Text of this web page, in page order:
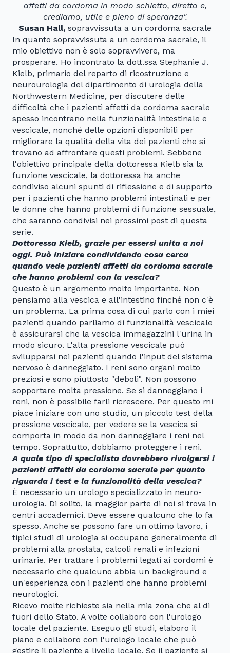
affetti da cordoma in modo schietto, diretto e,
crediamo, utile e pieno di speranza".
Susan Hall, sopravvissuta a un cordoma sacrale
In quanto sopravvissuta a un cordoma sacrale, il
mio obiettivo non è solo sopravvivere, ma
prosperare. Ho incontrato la dott.ssa Stephanie J.
Kielb, primario del reparto di ricostruzione e
neurourologia del dipartimento di urologia della
Northwestern Medicine, per discutere delle
difficoltà che i pazienti affetti da cordoma sacrale
spesso incontrano nella funzionalità intestinale e
vescicale, nonché delle opzioni disponibili per
migliorare la qualità della vita dei pazienti che si
trovano ad affrontare questi problemi. Sebbene
l'obiettivo principale della dottoressa Kielb sia la
funzione vescicale, la dottoressa ha anche
condiviso alcuni spunti di riflessione e di supporto
per i pazienti che hanno problemi intestinali e per
le donne che hanno problemi di funzione sessuale,
che saranno condivisi nei prossimi post di questa
serie.
Dottoressa Kielb, grazie per essersi unita a noi
oggi. Può iniziare condividendo cosa cerca
quando vede pazienti affetti da cordoma sacrale
che hanno problemi con la vescica?
Questo è un argomento molto importante. Non
pensiamo alla vescica e all'intestino finché non c'è
un problema. La prima cosa di cui parlo con i miei
pazienti quando parliamo di funzionalità vescicale
è assicurarsi che la vescica immagazzini l'urina in
modo sicuro. L'alta pressione vescicale può
svilupparsi nei pazienti quando l'input del sistema
nervoso è danneggiato. I reni sono organi molto
preziosi e sono piuttosto "deboli". Non possono
sopportare molta pressione. Se si danneggiano i
reni, non è possibile farli ricrescere. Per questo mi
piace iniziare con uno studio, un piccolo test della
pressione vescicale, per vedere se la vescica si
comporta in modo da non danneggiare i reni nel
tempo. Soprattutto, dobbiamo proteggere i reni.
A quale tipo di specialista dovrebbero rivolgersi i
pazienti affetti da cordoma sacrale per quanto
riguarda i test e la funzionalità della vescica?
È necessario un urologo specializzato in neuro-
urologia. Di solito, la maggior parte di noi si trova in
centri accademici. Deve essere qualcuno che lo fa
spesso. Anche se possono fare un ottimo lavoro, i
tipici studi di urologia si occupano generalmente di
problemi alla prostata, calcoli renali e infezioni
urinarie. Per trattare i problemi legati ai cordomi è
necessario che qualcuno abbia un background e
un'esperienza con i pazienti che hanno problemi
neurologici.
Ricevo molte richieste sia nella mia zona che al di
fuori dello Stato. A volte collaboro con l'urologo
locale del paziente. Eseguo gli studi, elaboro il
piano e collaboro con l'urologo locale che può
gestire il paziente a livello locale. Se il paziente si